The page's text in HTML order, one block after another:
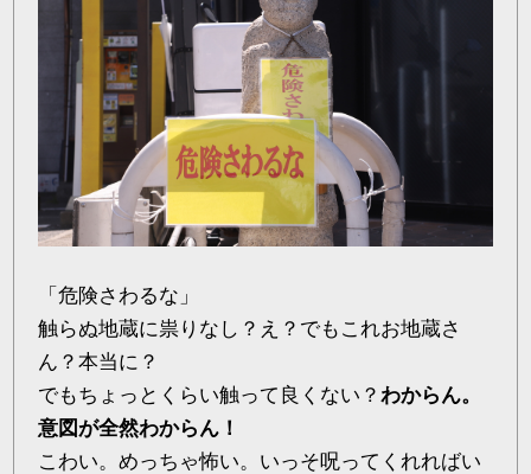
「危険さわるな」
触らぬ地蔵に祟りなし？え？でもこれお地蔵さ
ん？本当に？
でもちょっとくらい触って良くない？わからん。
意図が全然わからん！
こわい。めっちゃ怖い。いっそ呪ってくれればい